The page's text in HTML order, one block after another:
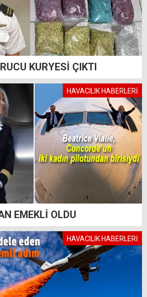
KURYESİ ÇIKTI
HAVACILIK HABERLERİ
EMEKLİ OLDU
HAVACILIK HABERLERİ